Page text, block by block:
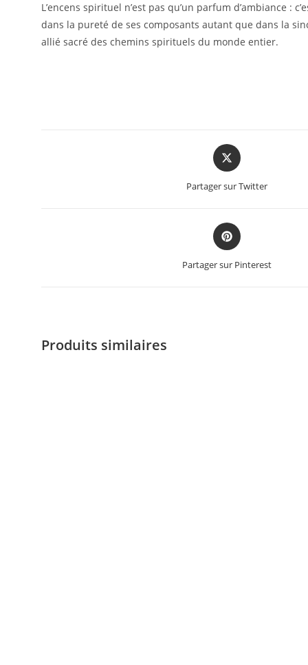
L’encens spirituel n’est pas qu’un parfum d’ambiance
dans la pureté de ses composants autant que dans la
allié sacré des chemins spirituels du monde entier.
Partager sur Twitter
Partager sur Pinterest
Produits similaires